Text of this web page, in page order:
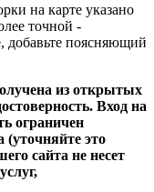
на карте указано
точной -
добавьте поясняющий
из открытых
Вход на
ограничен
(уточняйте это
сайта не несет